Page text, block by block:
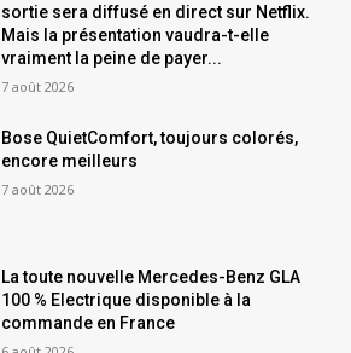
sortie sera diffusé en direct sur Netflix.
Mais la présentation vaudra-t-elle
vraiment la peine de payer...
7 août 2026
Bose QuietComfort, toujours colorés,
encore meilleurs
7 août 2026
La toute nouvelle Mercedes-Benz GLA
100 % Electrique disponible à la
commande en France